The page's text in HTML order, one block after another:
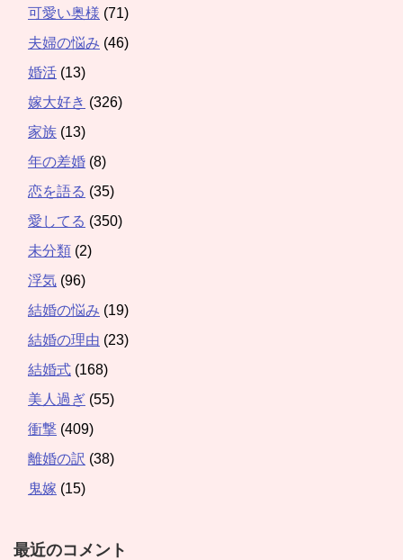
可愛い奥様 (71)
夫婦の悩み (46)
婚活 (13)
嫁大好き (326)
家族 (13)
年の差婚 (8)
恋を語る (35)
愛してる (350)
未分類 (2)
浮気 (96)
結婚の悩み (19)
結婚の理由 (23)
結婚式 (168)
美人過ぎ (55)
衝撃 (409)
離婚の訳 (38)
鬼嫁 (15)
最近のコメント